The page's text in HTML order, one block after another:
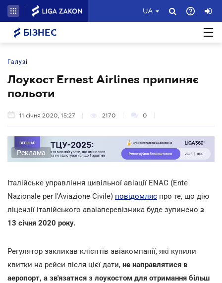
UA
БІЗНЕС
Галузі
Лоукост Ernest Airlines припиняє
польоти
11 січня 2020, 15:27 2170 0
Реклама
Італійське управління цивільної авіації ENAC (Ente
Nazionale per l'Aviazione Civile) повідомляє про те, що дію
ліцензії італійського аваіаперевізника буде зупинено з
13 січня 2020 року.
Регулятор закликав клієнтів авіакомпанії, які купили
квитки на рейси після цієї дати, не направлятися в
аеропорт, а зв'язатися з лоукостом для отримання більш